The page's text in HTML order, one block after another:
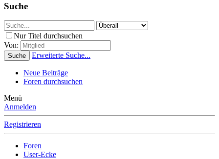
Suche
Nur Titel durchsuchen
Von:
Suche Erweiterte Suche...
Neue Beiträge
Foren durchsuchen
Menü
Anmelden
Registrieren
Foren
User-Ecke